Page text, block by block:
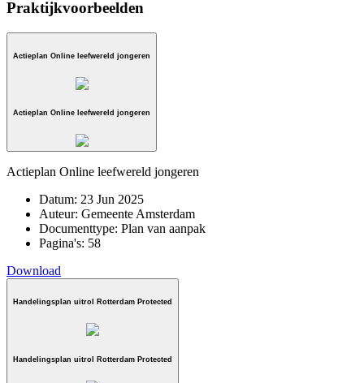
Praktijkvoorbeelden
Actieplan Online leefwereld jongeren
Actieplan Online leefwereld jongeren
Actieplan Online leefwereld jongeren
Datum: 23 Jun 2025
Auteur: Gemeente Amsterdam
Documenttype: Plan van aanpak
Pagina's: 58
Download
Handelingsplan uitrol Rotterdam Protected
Handelingsplan uitrol Rotterdam Protected